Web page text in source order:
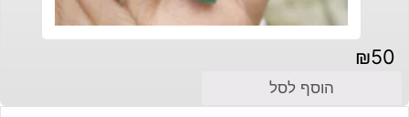
₪50
הוסף לסל